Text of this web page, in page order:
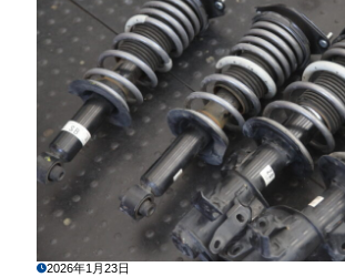
2026年1月23日